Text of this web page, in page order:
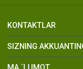
KONTAKTLAR
SIZNING
MA `LUMOT